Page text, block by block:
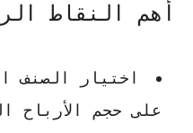
أهم النقاط
اختيار الصنف
على حجم الأرباح